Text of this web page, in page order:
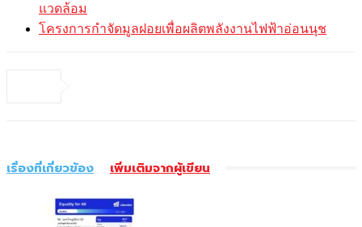
แวดล้อม
โครงการกำจัดมูลฝอยเพื่อผลิตพลังงานไฟฟ้าอ่อนนุช
เรื่องที่เกี่ยวข้อง เพิ่มเติมจากผู้เขียน